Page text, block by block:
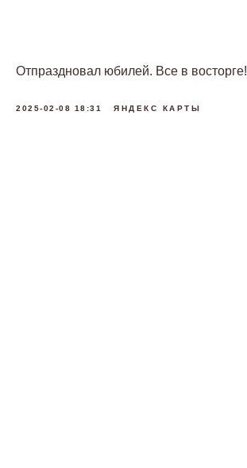
Отпраздновал юбилей. Все в восторге!
2025-02-08 18:31 ЯНДЕКС КАРТЫ